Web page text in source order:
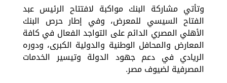
وتأتي مشاركة البنك مواكبة لافتتاح الرئيس عبد
الفتاح السيسي للمعرض، وفي إطار حرص البنك
الأهلي المصري الدائم على التواجد الفعال في كافة
المعارض والمحافل الوطنية والدولية الكبرى، ودوره
الريادي في دعم جهود الدولة وتيسير الخدمات
المصرفية لضيوف مصر.